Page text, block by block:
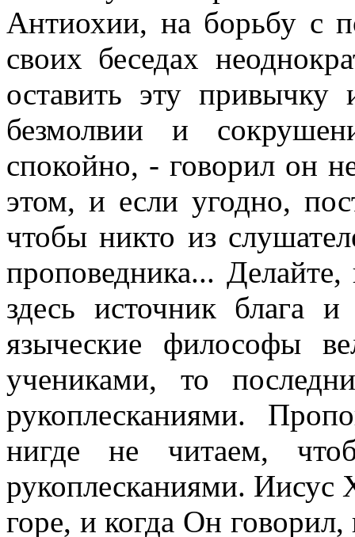
Антиохии, на борьбу с
своих беседах
оставить эту
безмолвии и
спокойно, - говорил он
этом, и если угодно,
чтобы никто из
проповедника...
здесь источник блага
языческие философы
учениками, то
рукоплесканиями.
нигде не читаем,
рукоплесканиями. Иисус
горе, и когда Он говорил,